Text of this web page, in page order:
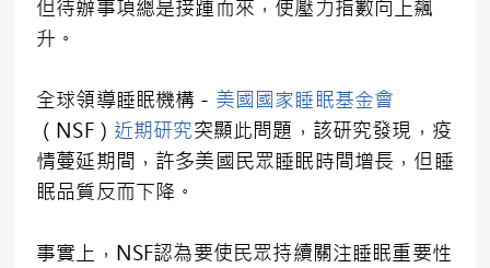
但待辦事項總是接踵而來，使壓力指數向上飆
升。
全球領導睡眠機構－ 美國國家睡眠基金會
（NSF） 近期研究突顯此問題，該研究發現，疫
情蔓延期間，許多美國民眾睡眠時間增長，但睡
眠品質反而下降。
事實上，NSF認為要使民眾持續關注睡眠重要性